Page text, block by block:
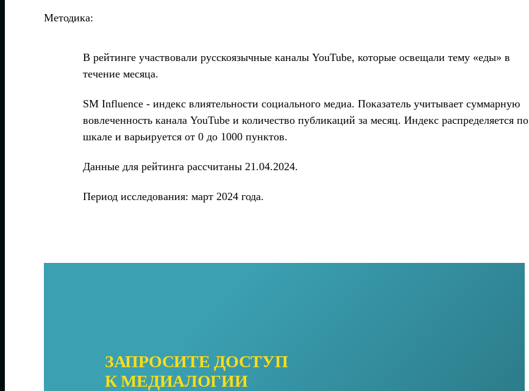
Методика:
В рейтинге участвовали русскоязычные каналы YouTube, которые освещали тему «еды» в
течение месяца.
SM Influence - индекс влиятельности социального медиа. Показатель учитывает суммарную
вовлеченность канала YouTube и количество публикаций за месяц. Индекс распределяется по
шкале и варьируется от 0 до 1000 пунктов.
Данные для рейтинга рассчитаны 21.04.2024.
Период исследования: март 2024 года.
ЗАПРОСИТЕ ДОСТУП
К МЕДИАЛОГИИ